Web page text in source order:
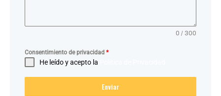
0 / 300
Consentimiento de privacidad *
He leído y acepto la
Enviar